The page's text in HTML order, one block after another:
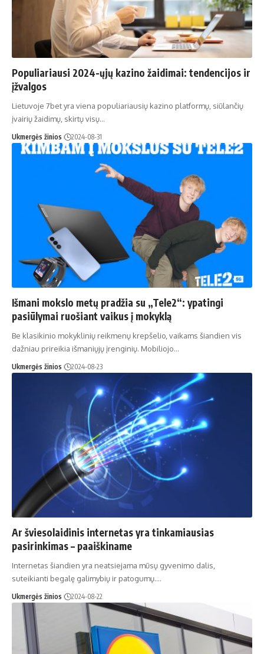
Populiariausi 2024-ųjų kazino žaidimai: tendencijos ir
įžvalgos
Lietuvoje 7bet yra viena populiariausių kazino platformų, siūlančių
įvairių žaidimų, skirtų visų…
Ukmergės žinios 2024-08-31
Išmani mokslo metų pradžia su „Tele2“: ypatingi
pasiūlymai ruošiant vaikus į mokyklą
Be klasikinio mokyklinių reikmenų krepšelio, vaikams šiandien vis
dažniau prireikia išmaniųjų įrenginių. Mobiliojo…
Ukmergės žinios 2024-08-23
Ar šviesolaidinis internetas yra tinkamiausias
pasirinkimas – paaiškiname
Internetas šiandien yra neatsiejama mūsų gyvenimo dalis,
suteikianti begalę galimybių ir patogumų.…
Ukmergės žinios 2024-08-22